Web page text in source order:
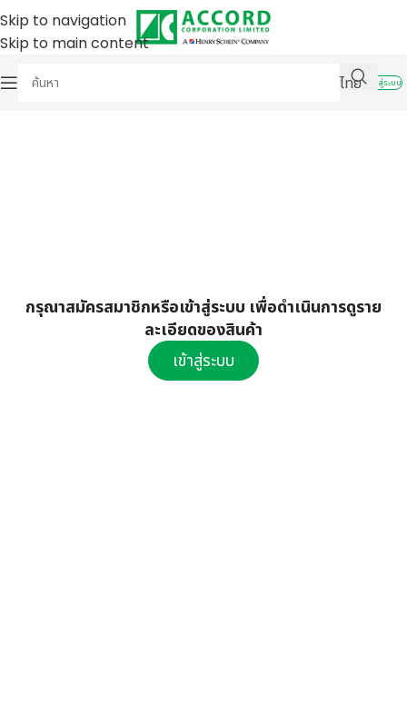
Skip to navigation
Skip to main content
ไทย
เข้าสู่ระบบ
กรุณาสมัครสมาชิกหรือเข้าสู่ระบบ เพื่อดำเนินการดูราย
ละเอียดของสินค้า
เข้าสู่ระบบ